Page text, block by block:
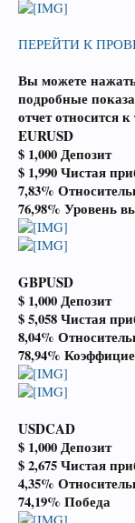
ПЕРЕЙТИ К
Вы можете
подробные
отчет относится
EURUSD
$ 1,000 Депозит
$ 1,990 Чистая
7,83%
76,98% Уровень
GBPUSD
$ 1,000 Депозит
$ 5,058 Чистая
8,04%
78,94%
USDCAD
$ 1,000 Депозит
$ 2,675 Чистая
4,35%
74,19% Победа